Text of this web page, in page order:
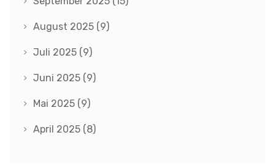
August 2025 (9)
Juli 2025 (9)
Juni 2025 (9)
Mai 2025 (9)
April 2025 (8)